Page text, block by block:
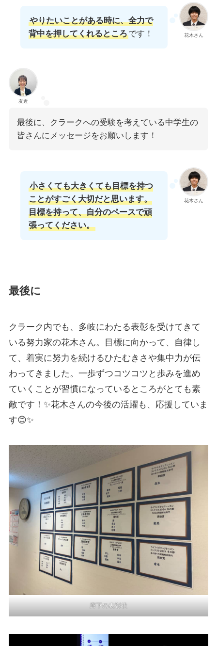
花木さん
やりたいことがある時に、全力で
背中を押してくれるところです！
友近
最後に、クラークへの受験を考えている中学生の
皆さんにメッセージをお願いします！
花木さん
小さくても大きくても目標を持つ
ことがすごく大切だと思います。
目標を持って、自分のペースで頑
張ってください。
最後に
クラーク内でも、多岐にわたる表彰を受けてきて
いる努力家の花木さん。目標に向かって、自律し
て、着実に努力を続けるひたむきさや集中力が伝
わってきました。一歩ずつコツコツと歩みを進め
ていくことが習慣になっているところがとても素
敵です！✨花木さんの今後の活躍も、応援していま
す😊✨
廊下の表彰状